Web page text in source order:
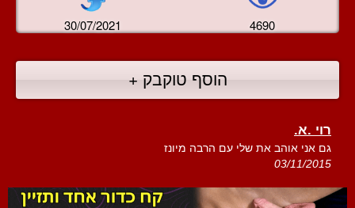
30/07/2021 4690
הוסף טוקבק +
רוי .א.
גם אני אוהב את שלי עם הרבה מיונז
03/11/2015